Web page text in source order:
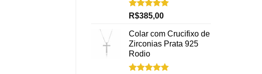
Avaliação
5.00
de 5
R$385,00
Colar com Crucifixo de
Zirconias Prata 925
Rodio